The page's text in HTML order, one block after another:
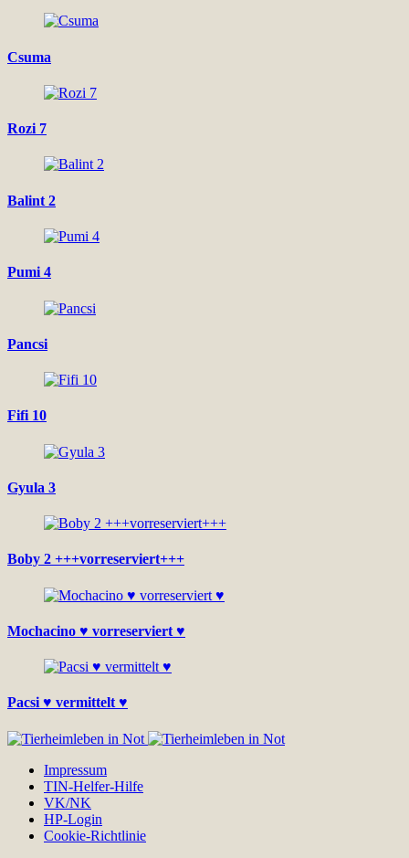
Csuma
Rozi 7
Balint 2
Pumi 4
Pancsi
Fifi 10
Gyula 3
Boby 2 +++vorreserviert+++
Mochacino ♥ vorreserviert ♥
Pacsi ♥ vermittelt ♥
Impressum
TIN-Helfer-Hilfe
VK/NK
HP-Login
Cookie-Richtlinie